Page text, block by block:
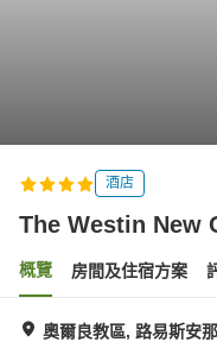
酒店
The Westin New
概覽 房間及住宿方案
奧爾良教區, 路易斯安